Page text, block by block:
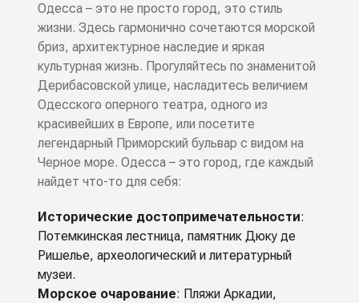
Одесса – это не просто город, это стиль
жизни. Здесь гармонично сочетаются морской
бриз, архитектурное наследие и яркая
культурная жизнь. Прогуляйтесь по знаменитой
Дерибасовской улице, насладитесь величием
Одесского оперного театра, одного из
красивейших в Европе, или посетите
легендарный Приморский бульвар с видом на
Черное море. Одесса – это город, где каждый
найдет что-то для себя:
Исторические достопримечательности:
Потемкинская лестница, памятник Дюку де
Ришелье, археологический и литературный
музеи.
Морское очарование: Пляжи Аркадии,